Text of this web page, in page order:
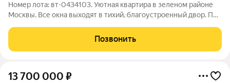
Номер лота: вт-0434103. Уютная квартира в зеленом районе
Москвы. Все окна выходят в тихий, благоустроенный двор. Пол
не зарегистрирован. Дом под реновацию! Содействие в
получении специальных
Позвонить
13 700 000 ₽